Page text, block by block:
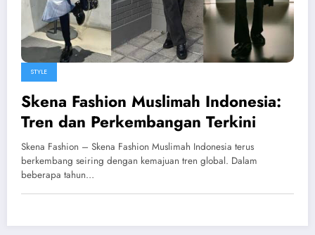
STYLE
Skena Fashion Muslimah Indonesia:
Tren dan Perkembangan Terkini
Skena Fashion – Skena Fashion Muslimah Indonesia terus
berkembang seiring dengan kemajuan tren global. Dalam
beberapa tahun…